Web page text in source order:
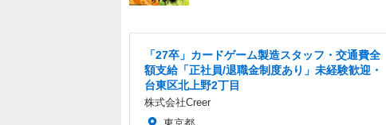
「27卒」カードゲーム製造スタッフ・交通費全
額支給「正社員/退職金制度あり」未経験歓迎・
台東区北上野2丁目
株式会社Creer